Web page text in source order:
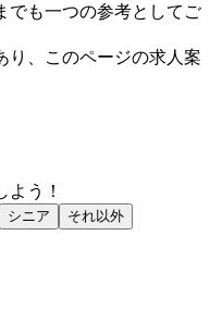
でも一つの参考としてご
、このページの求人案
う！
シニア
それ以外